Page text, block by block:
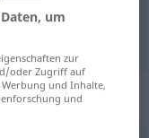
um
zur
oder Zugriff auf
und Inhalte,
und